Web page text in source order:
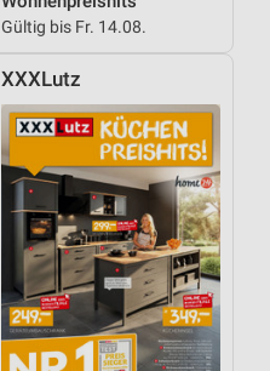
Gültig bis Fr. 14.08.
XXXLutz